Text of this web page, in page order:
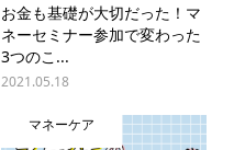
お金も基礎が大切だった！マ
ネーセミナー参加で変わった
3つのこ...
2021.05.18
マネーケア